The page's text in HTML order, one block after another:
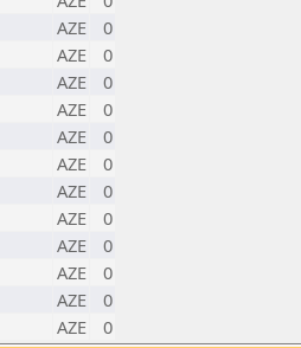
AZE
0
AZE
0
AZE
0
AZE
0
AZE
0
AZE
0
AZE
0
AZE
0
AZE
0
AZE
0
AZE
0
AZE 0